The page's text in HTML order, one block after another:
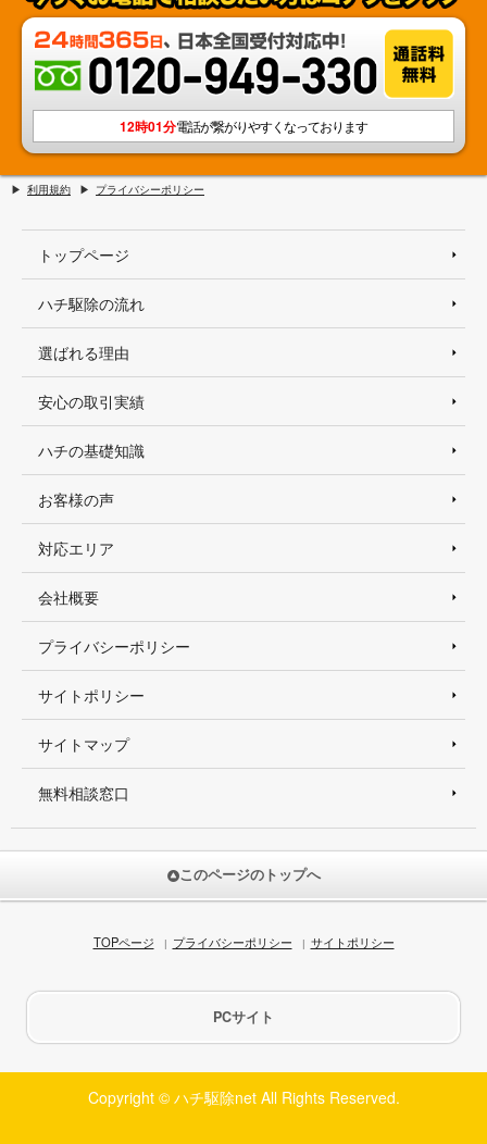
12時01分電話が繋がりやすくなっております
利用規約 プライバシーポリシー
トップページ
ハチ駆除の流れ
選ばれる理由
安心の取引実績
ハチの基礎知識
お客様の声
対応エリア
会社概要
プライバシーポリシー
サイトポリシー
サイトマップ
無料相談窓口
このページのトップへ
TOPページ プライバシーポリシー サイトポリシー
PCサイト
Copyright © ハチ駆除net All Rights Reserved.